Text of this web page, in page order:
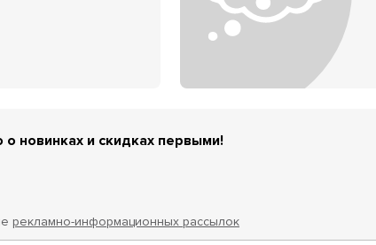
новинках и скидках первыми!
рекламно-информационных рассылок